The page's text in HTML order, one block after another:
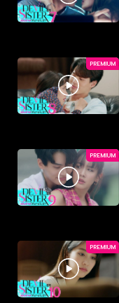
PREMIUM
PREMIUM
PREMIUM